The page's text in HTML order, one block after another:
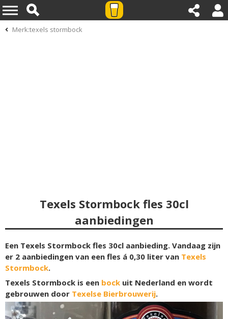
Merk:texels stormbock
Texels Stormbock fles 30cl
aanbiedingen
Een Texels Stormbock fles 30cl aanbieding. Vandaag zijn
er 2 aanbiedingen van een fles á 0,30 liter van Texels
Stormbock.
Texels Stormbock is een bock uit Nederland en wordt
gebrouwen door Texelse Bierbrouwerij.